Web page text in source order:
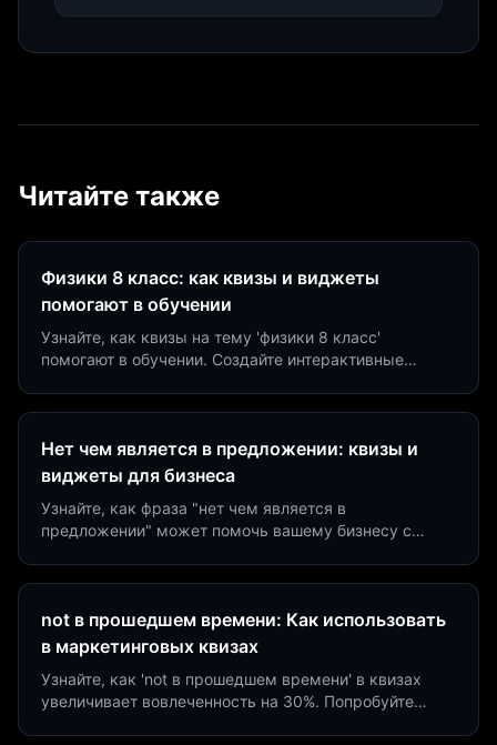
Читайте также
Физики 8 класс: как квизы и виджеты
помогают в обучении
Узнайте, как квизы на тему 'физики 8 класс'
помогают в обучении. Создайте интерактивные
Нет чем является в предложении: квизы и
виджеты для бизнеса
Узнайте, как фраза "нет чем является в
предложении" может помочь вашему бизнесу с
not в прошедшем времени: Как использовать
в маркетинговых квизах
Узнайте, как 'not в прошедшем времени' в квизах
увеличивает вовлеченность на 30%. Попробуйте